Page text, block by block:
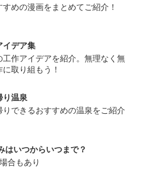
めの漫画をまとめてご紹介！
イデア集
作アイデアを紹介。無理なく無
取り組もう！
り温泉
できるおすすめの温泉をご紹介
はいつからいつまで？
合もあり